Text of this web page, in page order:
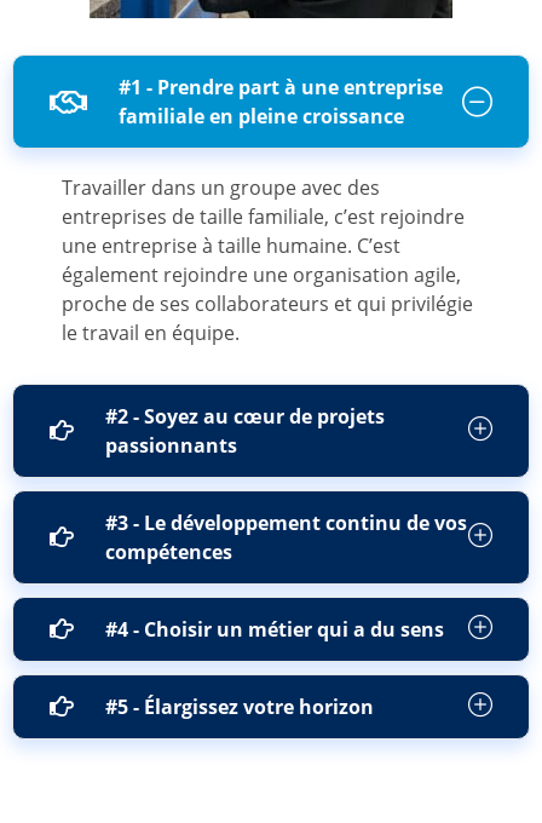
#1 - Prendre part à une entreprise
familiale en pleine croissance
Travailler dans un groupe avec des
entreprises de taille familiale, c’est rejoindre
une entreprise à taille humaine. C’est
également rejoindre une organisation agile,
proche de ses collaborateurs et qui privilégie
le travail en équipe.
#2 - Soyez au cœur de projets
passionnants
#3 - Le développement continu de vos
compétences
#4 - Choisir un métier qui a du sens
#5 - Élargissez votre horizon